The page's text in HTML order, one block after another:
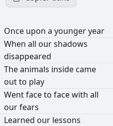
Once upon a youngeryear
When all ourshadows
disappeared
Theanimals inside came
outto play
Wentfaceto facewith all
ourfears
Learned our lessons